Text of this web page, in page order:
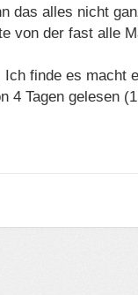
das alles nicht
von der fast alle
finde es macht
4 Tagen gelesen